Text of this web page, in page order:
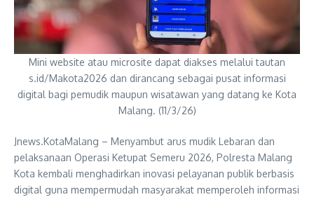
Mini website atau microsite dapat diakses melalui tautan
s.id/Makota2026 dan dirancang sebagai pusat informasi
digital bagi pemudik maupun wisatawan yang datang ke Kota
Malang. (11/3/26)
Jnews.KotaMalang – Menyambut arus mudik Lebaran dan
pelaksanaan Operasi Ketupat Semeru 2026, Polresta Malang
Kota kembali menghadirkan inovasi pelayanan publik berbasis
digital guna mempermudah masyarakat memperoleh informasi